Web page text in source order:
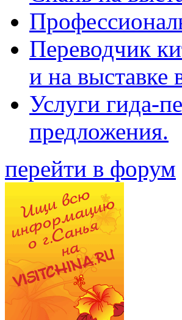
Переводчик
и на выставке
Услуги гида-
предложения.
перейти в форум